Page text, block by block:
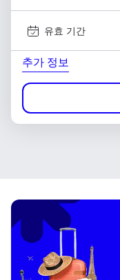
유효 기간
추가 정보